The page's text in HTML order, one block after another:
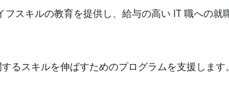
スキルの教育を提供し、給与の高い IT 職への
るスキルを伸ばすためのプログラムを支援します。